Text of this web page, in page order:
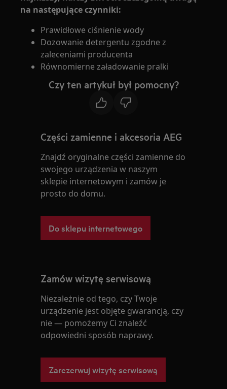
na następujące czynniki:
Prawidłowe ciśnienie wody
Dozowanie detergentu zgodne z
zaleceniami producenta
Równomierne załadowanie pralki
Czy ten artykuł był pomocny?
Części zamienne i akcesoria AEG
Znajdź oryginalne części zamienne do
swojego urządzenia w naszym
sklepie internetowym i zamów je
prosto do domu.
Do sklepu internetowego
Zamów wizytę serwisową
Niezależnie od tego, czy Twoje
urządzenie jest objęte gwarancją, czy
nie — pomożemy Ci znaleźć
odpowiedni sposób naprawy.
Zarezerwuj wizytę serwisową